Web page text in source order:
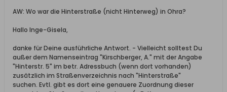
AW: Wo war die Hinterstraße (nicht Hinterweg) in Ohra?
Hallo Inge-Gisela,
danke für Deine ausführliche Antwort. - Vielleicht solltest Du
außer dem Namenseintrag "Kirschberger, A." mit der Angabe
"Hinterstr. 5" im betr. Adressbuch (wenn dort vorhanden)
zusätzlich im Straßenverzeichnis nach "Hinterstraße"
suchen. Evtl. gibt es dort eine genauere Zuordnung dieser